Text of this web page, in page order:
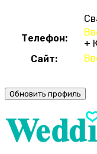
Телефон:
+
Сайт: